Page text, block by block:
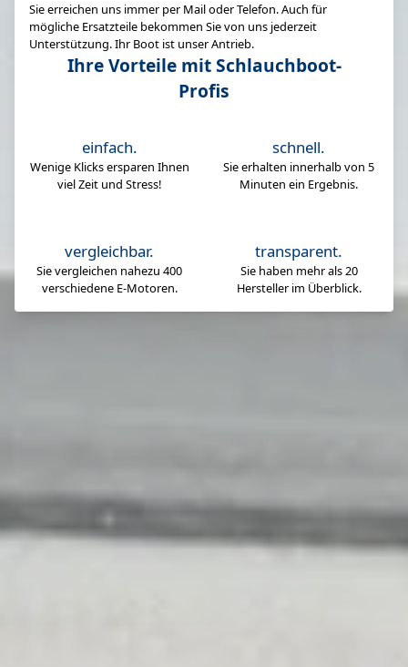
Sie erreichen uns immer per Mail oder Telefon. Auch für
mögliche Ersatzteile bekommen Sie von uns jederzeit
Unterstützung. Ihr Boot ist unser Antrieb.
Ihre Vorteile mit Schlauchboot-
Profis
einfach.
Wenige Klicks ersparen Ihnen
viel Zeit und Stress!
schnell.
Sie erhalten innerhalb von 5
Minuten ein Ergebnis.
vergleichbar.
Sie vergleichen nahezu 400
verschiedene E-Motoren.
transparent.
Sie haben mehr als 20
Hersteller im Überblick.